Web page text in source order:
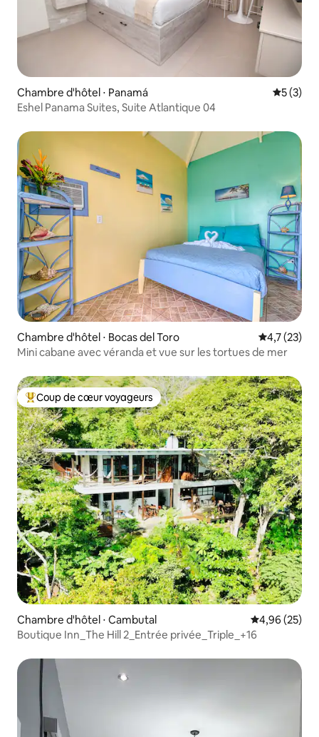
Chambre d'hôtel ⋅ Panamá
5 (3)
Eshel Panama Suites, Suite Atlantique 04
Chambre d'hôtel ⋅ Bocas del Toro Évaluation
4,7 (23)
Mini cabane avec véranda et vue sur les tortues de mer
Coups de cœur voyageurs les plus appréciés
Coup de cœur voyageurs
Chambre d'hôtel ⋅ Cambutal Évaluation
4,96 (25)
Boutique Inn_The Hill 2_Entrée privée_Triple_+16